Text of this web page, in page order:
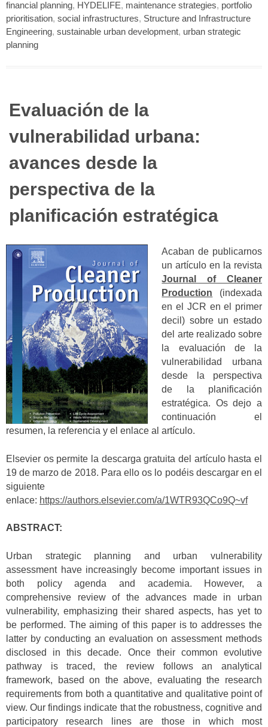
financial planning, HYDELIFE, maintenance strategies, portfolio
prioritisation, social infrastructures, Structure and Infrastructure
Engineering, sustainable urban development, urban strategic
planning
Evaluación de la
vulnerabilidad urbana:
avances desde la
perspectiva de la
planificación estratégica
Acaban de publicarnos
un artículo en la revista
Journal of Cleaner
Production (indexada
en el JCR en el primer
decil) sobre un estado
del arte realizado sobre
la evaluación de la
vulnerabilidad urbana
desde la perspectiva
de la planificación
estratégica. Os dejo a
continuación el
resumen, la referencia y el enlace al artículo.
Elsevier os permite la descarga gratuita del artículo hasta el
19 de marzo de 2018. Para ello os lo podéis descargar en el
siguiente
enlace: https://authors.elsevier.com/a/1WTR93QCo9Q~vf
ABSTRACT:
Urban strategic planning and urban vulnerability
assessment have increasingly become important issues in
both policy agenda and academia. However, a
comprehensive review of the advances made in urban
vulnerability, emphasizing their shared aspects, has yet to
be performed. The aiming of this paper is to addresses the
latter by conducting an evaluation on assessment methods
disclosed in this decade. Once their common evolutive
pathway is traced, the review follows an analytical
framework, based on the above, evaluating the research
requirements from both a quantitative and qualitative point of
view. Our findings indicate that the robustness, cognitive and
participatory research lines are those in which most